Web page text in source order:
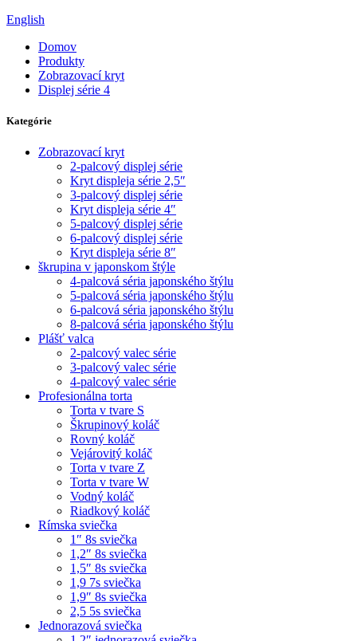
English
Domov
Produkty
Zobrazovací kryt
Displej série 4
Kategórie
Zobrazovací kryt
2-palcový displej série
Kryt displeja série 2,5″
3-palcový displej série
Kryt displeja série 4″
5-palcový displej série
6-palcový displej série
Kryt displeja série 8″
škrupina v japonskom štýle
4-palcová séria japonského štýlu
5-palcová séria japonského štýlu
6-palcová séria japonského štýlu
8-palcová séria japonského štýlu
Plášť valca
2-palcový valec série
3-palcový valec série
4-palcový valec série
Profesionálna torta
Torta v tvare S
Škrupinový koláč
Rovný koláč
Vejárovitý koláč
Torta v tvare Z
Torta v tvare W
Vodný koláč
Riadkový koláč
Rímska sviečka
1″ 8s sviečka
1,2″ 8s sviečka
1,5″ 8s sviečka
1,9 7s sviečka
1,9″ 8s sviečka
2,5 5s sviečka
Jednorazová sviečka